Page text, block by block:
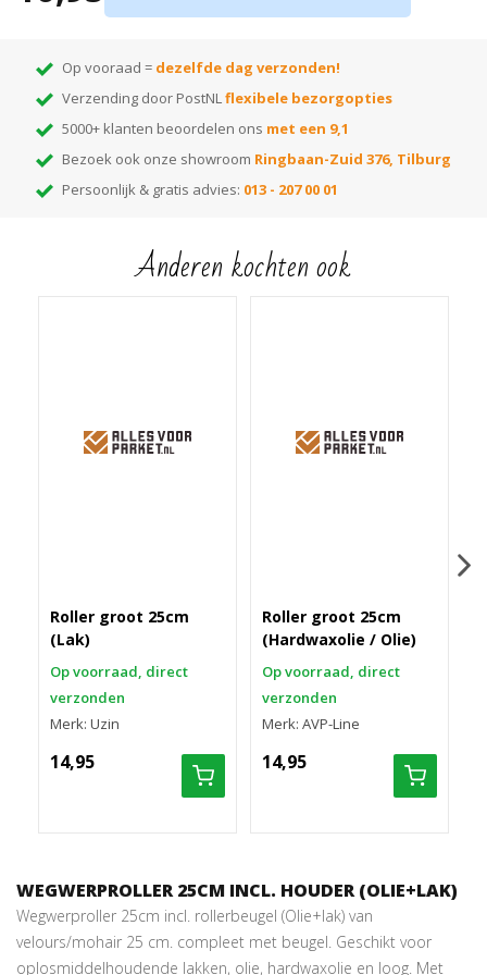
Op vooraad = dezelfde dag verzonden!
Verzending door PostNLflexibele bezorgopties
5000+ klanten beoordelen ons met een 9,1
Bezoek ook onze showroom Ringbaan-Zuid 376, Tilburg
Persoonlijk & gratis advies: 013 - 207 00 01
Anderen kochten ook
Roller groot 25cm
(Lak)
Op voorraad, direct
verzonden
Merk: Uzin
14,95
Roller groot 25cm
(Hardwaxolie / Olie)
Op voorraad, direct
verzonden
Merk: AVP-Line
14,95
WEGWERPROLLER 25CM INCL. HOUDER (OLIE+LAK)
Wegwerproller 25cm incl. rollerbeugel (Olie+lak) van
velours/mohair 25 cm. compleet met beugel. Geschikt voor
oplosmiddelhoudende lakken, olie, hardwaxolie en loog. Met